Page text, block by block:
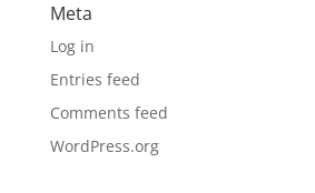
Meta
Log in
Entries feed
Comments feed
WordPress.org